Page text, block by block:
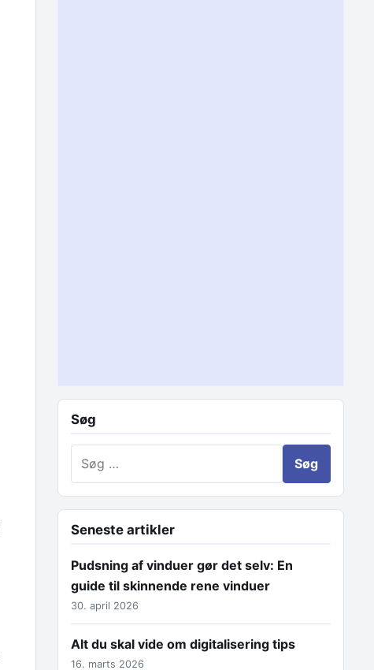
Søg
Seneste artikler
Pudsning af vinduer gør det selv: En
guide til skinnende rene vinduer
30. april 2026
Alt du skal vide om digitalisering tips
16. marts 2026